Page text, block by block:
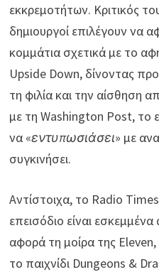
εκκρεμοτήτων. Κριτικός
δημιουργοί επιλέγουν να
κομμάτια σχετικά με το
Upside Down, δίνοντας
τη φιλία και την αίσθηση
με τη Washington Post, το
να «εντυπωσιάσει» με
συγκινήσει.
Αντίστοιχα, το Radio Times
επεισόδιο είναι
αφορά τη μοίρα της Eleven,
το παιχνίδι Dungeons &